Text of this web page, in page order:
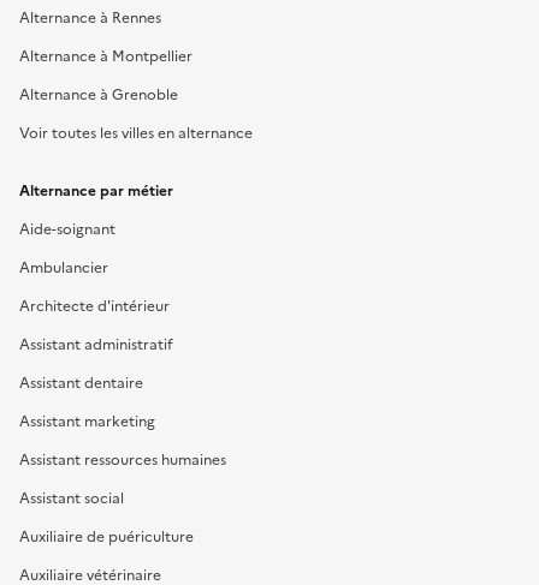
Alternance à Rennes
Alternance à Montpellier
Alternance à Grenoble
Voir toutes les villes en alternance
Alternance par métier
Aide-soignant
Ambulancier
Architecte d'intérieur
Assistant administratif
Assistant dentaire
Assistant marketing
Assistant ressources humaines
Assistant social
Auxiliaire de puériculture
Auxiliaire vétérinaire